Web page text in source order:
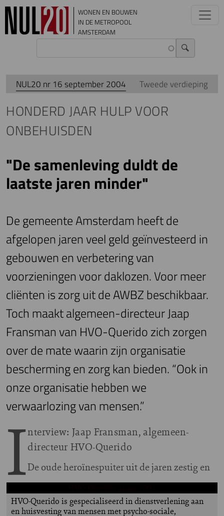
Overslaan en naar de inhoud gaan
WONEN EN BOUWEN
IN DE METROPOOL
AMSTERDAM
NUL20 nr 16 september 2004 Tweede verdieping
HONDERD JAAR HULP VOOR
ONBEHUISDEN
"De samenleving duldt de
laatste jaren minder"
De gemeente Amsterdam heeft de
afgelopen jaren veel geld geïnvesteerd in
gebouwen en verbetering van
voorzieningen voor daklozen. Voor meer
cliënten is zorg uit de AWBZ beschikbaar.
Toch maakt algemeen-directeur Jaap
Fransman van HVO-Querido zich zorgen
over de mate waarin zijn organisatie
bescherming en zorg kan bieden. “Ook in
onze organisatie hebben we
verwaarlozing van mensen.”
Interview: Jaap Fransman, algemeen-
directeur HVO-Querido
HVO-Querido is gespecialiseerd in dienstverlening aan
en huisvesting van mensen met psycho-sociale,
De oude heroïnespuiter uit de jaren zestig en